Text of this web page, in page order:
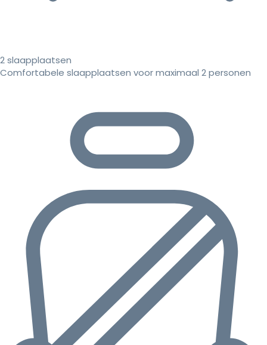
2 slaapplaatsen
Comfortabele slaapplaatsen voor maximaal 2 personen